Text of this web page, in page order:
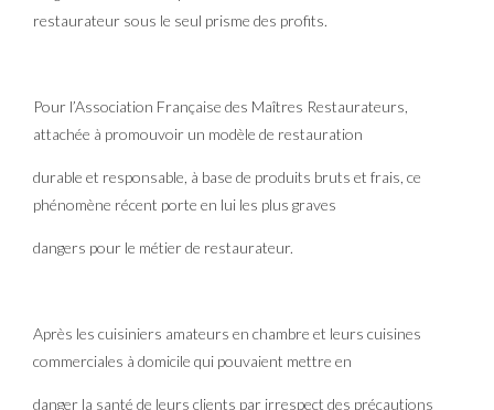
restaurateur sous le seul prisme des profits.
Pour l’Association Française des Maîtres Restaurateurs,
attachée à promouvoir un modèle de restauration
durable et responsable, à base de produits bruts et frais, ce
phénomène récent porte en lui les plus graves
dangers pour le métier de restaurateur.
Après les cuisiniers amateurs en chambre et leurs cuisines
commerciales à domicile qui pouvaient mettre en
danger la santé de leurs clients par irrespect des précautions